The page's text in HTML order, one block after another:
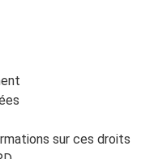
sur ces droits